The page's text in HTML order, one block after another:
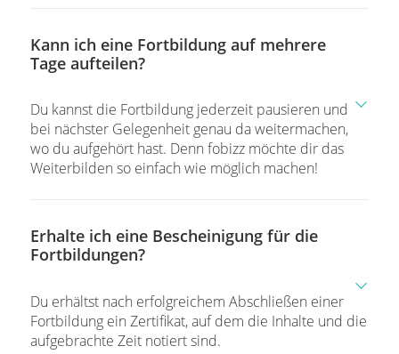
Kann ich eine Fortbildung auf mehrere
Tage aufteilen?
Du kannst die Fortbildung jederzeit pausieren und
bei nächster Gelegenheit genau da weitermachen,
wo du aufgehört hast. Denn fobizz möchte dir das
Weiterbilden so einfach wie möglich machen!
Erhalte ich eine Bescheinigung für die
Fortbildungen?
Du erhältst nach erfolgreichem Abschließen einer
Fortbildung ein Zertifikat, auf dem die Inhalte und die
aufgebrachte Zeit notiert sind.